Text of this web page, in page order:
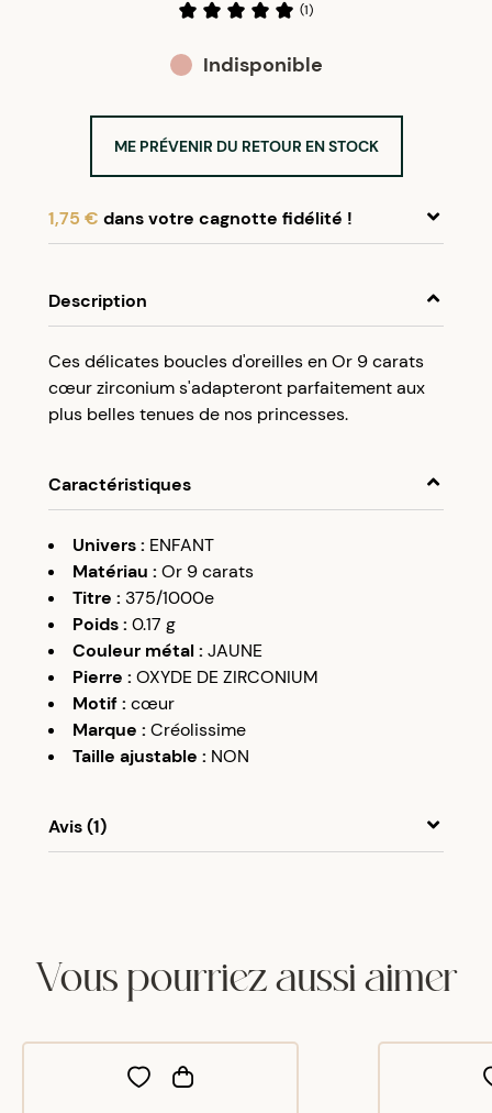
(1)
Indisponible
ME PRÉVENIR DU RETOUR EN STOCK
1,75 € dans votre cagnotte fidélité !
compte client et cumulez 5% de vos achats dans
votre cagnotte fidélité sans minimum d’achat.
Utilisez votre cagnotte de fidélité dès votre
Description
Ces délicates boucles d'oreilles en Or 9 carats
cœur zirconium s'adapteront parfaitement aux
plus belles tenues de nos princesses.
Caractéristiques
Univers: ENFANT
Matériau : Or 9 carats
Titre : 375/1000e
Poids: 0.17 g
Couleur métal: JAUNE
Pierre : OXYDE DE ZIRCONIUM
Motif: cœur
Marque : Créolissime
Taille ajustable : NON
Avis (1)
mais merci pour la délicatesse du colis joliment
présenté
Vous pourriez aussi aimer